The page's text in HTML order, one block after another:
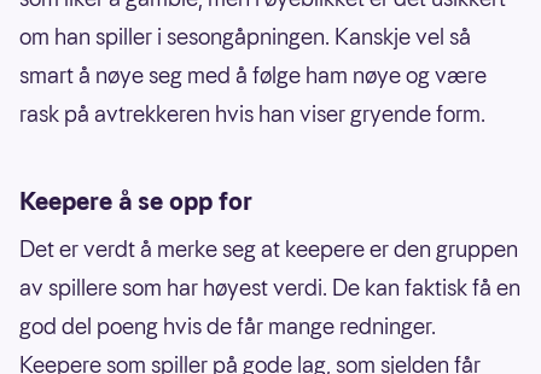
om han spiller i sesongåpningen. Kanskje vel så
smart å nøye seg med å følge ham nøye og være
rask på avtrekkeren hvis han viser gryende form.
Keepere å se opp for
Det er verdt å merke seg at keepere er den gruppen
av spillere som har høyest verdi. De kan faktisk få en
god del poeng hvis de får mange redninger.
Keepere som spiller på gode lag, som sjelden får